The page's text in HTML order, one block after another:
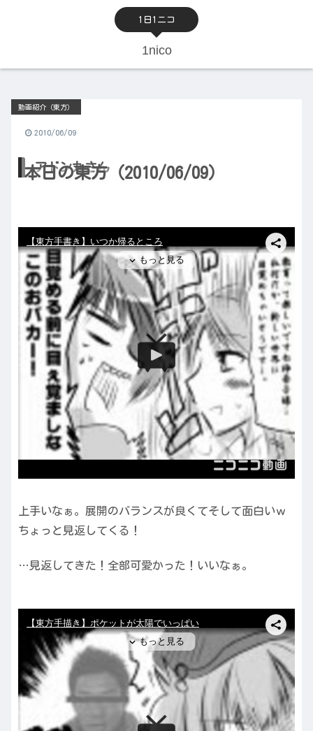
1日1ニコ
1nico
本日の東方（2010/06/09）
動画紹介（東方）
2010/06/09
アドン丸さん
上手いなぁ。展開のバランスが良くてそして面白いｗ
ちょっと見返してくる！
…見返してきた！全部可愛かった！いいなぁ。